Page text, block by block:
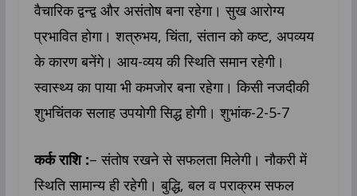
वैचारिक द्वन्द्व और असंतोष बना रहेगा। सुख आरोग्य
प्रभावित होगा। शत्रुभय, चिंता, संतान को कष्ट, अपव्यय
के कारण बनेंगे। आय-व्यय की स्थिति समान रहेगी।
स्वास्थ्य का पाया भी कमजोर बना रहेगा। किसी नजदीकी
शुभचिंतक सलाह उपयोगी सिद्ध होगी। शुभांक-2-5-7
कर्क राशि :– संतोष रखने से सफलता मिलेगी। नौकरी में
स्थिति सामान्य ही रहेगी। बुद्धि, बल व पराक्रम सफल